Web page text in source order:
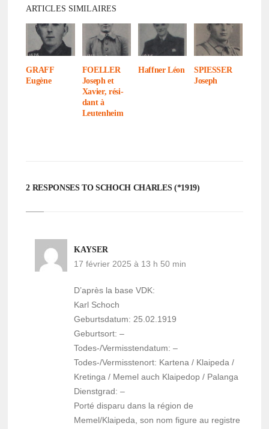
ARTICLES SIMILAIRES
GRAFF
Eugène
FOELLER
Joseph et
Xavier, rési­
dant à
Leuten­heim
Haff­ner Léon
SPIESSER
Joseph
2 RESPONSES TO SCHOCH CHARLES (*1919)
KAYSER
17 février 2025 à 13 h 50 min
D’après la base VDK:
Karl Schoch
Geburtsdatum: 25.02.1919
Geburtsort: –
Todes-/Vermisstendatum: –
Todes-/Vermisstenort: Kartena / Klaipeda /
Kretinga / Memel auch Klaipedop / Palanga
Dienstgrad: –
Porté disparu dans la région de
Memel/Klaipeda, son nom figure au registre